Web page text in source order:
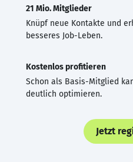
21 Mio. Mitglieder
Knüpf neue Kontakte und
besseres Job-Leben.
Kostenlos profitieren
Schon als Basis-Mitglied
deutlich optimieren.
Jetzt